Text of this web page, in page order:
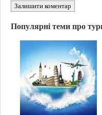
Залишити коментар
Популярні теми про